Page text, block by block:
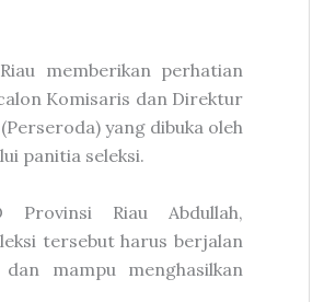
memberikan perhatian
Komisaris dan Direktur
yang dibuka oleh
panitia seleksi.
Riau Abdullah,
tersebut harus berjalan
mampu menghasilkan